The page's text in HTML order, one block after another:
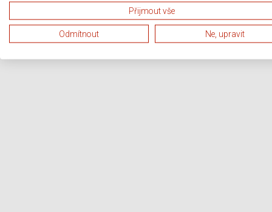
Přijmout vše
Odmítnout Ne, upravit